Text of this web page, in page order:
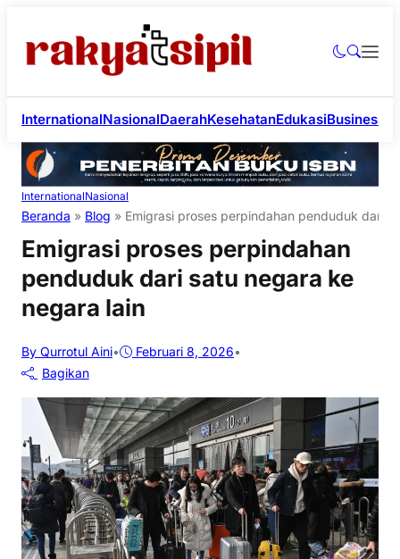
InternationalNasionalDaerahKesehatanEdukasiBusiness
InternationalNasional
Beranda » Blog » Emigrasi proses perpindahan penduduk dari
Emigrasi proses perpindahan
penduduk dari satu negara ke
negara lain
By Qurrotul Aini• Februari 8, 2026•
Bagikan